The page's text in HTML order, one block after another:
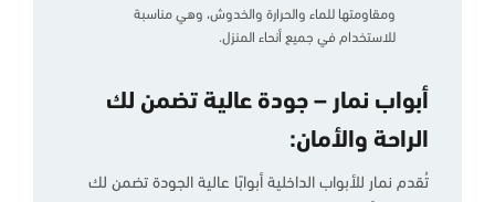
ومقاومتها للماء والحرارة والخدوش، وهي مناسبة
للاستخدام في جميع أنحاء المنزل.
أبواب نمار – جودة عالية تضمن لك
الراحة والأمان:
تُقدم نمار للأبواب الداخلية أبوابًا عالية الجودة تضمن لك